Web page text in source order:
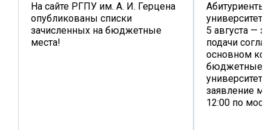
На сайте РГПУ им. А. И. Герцена
опубликованы списки
зачисленных на бюджетные
места!
Абитуриенты
5 августа —
подачи
основном
бюджетные
университет.
заявление
12:00 по